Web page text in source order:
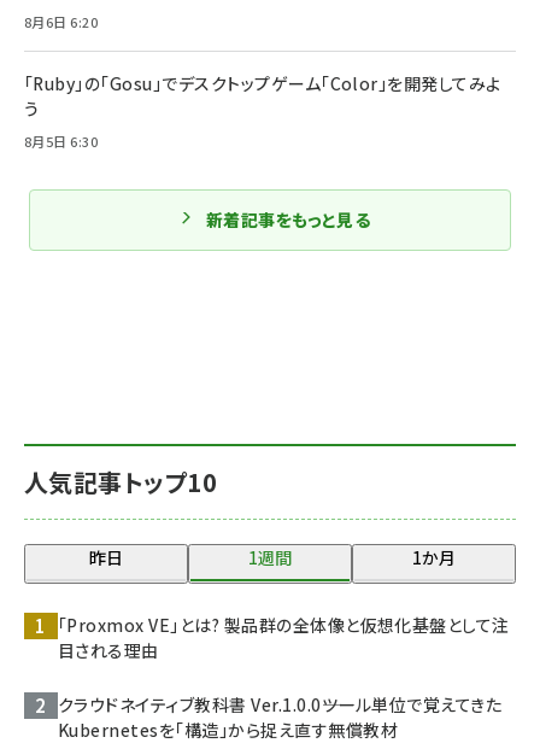
人気記事トップ10
昨日 1週間 1か月
「Proxmox VE」とは? 製品群の全体像と仮想化基盤として注
目される理由
クラウドネイティブ教科書 Ver.1.0.0――ツール単位で覚えてきた
Kubernetesを「構造」から捉え直す無償教材
8月6日 6:20
「Ruby」の「Gosu」でデスクトップゲーム「Color」を開発してみよ
う
8月5日 6:30
新着記事をもっと見る